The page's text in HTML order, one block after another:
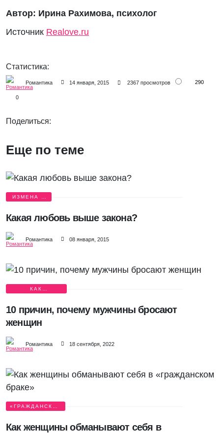
Автор: Ирина Рахимова, психолог
Источник Realove.ru
Статистика:
Романтика 14 января, 2015 2367 просмотров 290
0
Поделиться:
Еще по теме
ИЗМЕНА И
Какая любовь выше закона?
Романтика 08 января, 2015
КАК
10 причин, почему мужчины бросают
женщин
Романтика 18 сентября, 2022
«ГРАЖДАНСКИЙ
Как женщины обманывают себя в